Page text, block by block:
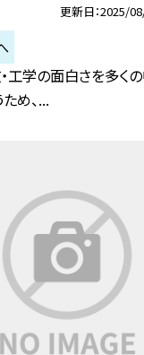
更新日 2025/
・工学の面白さを多
め、...